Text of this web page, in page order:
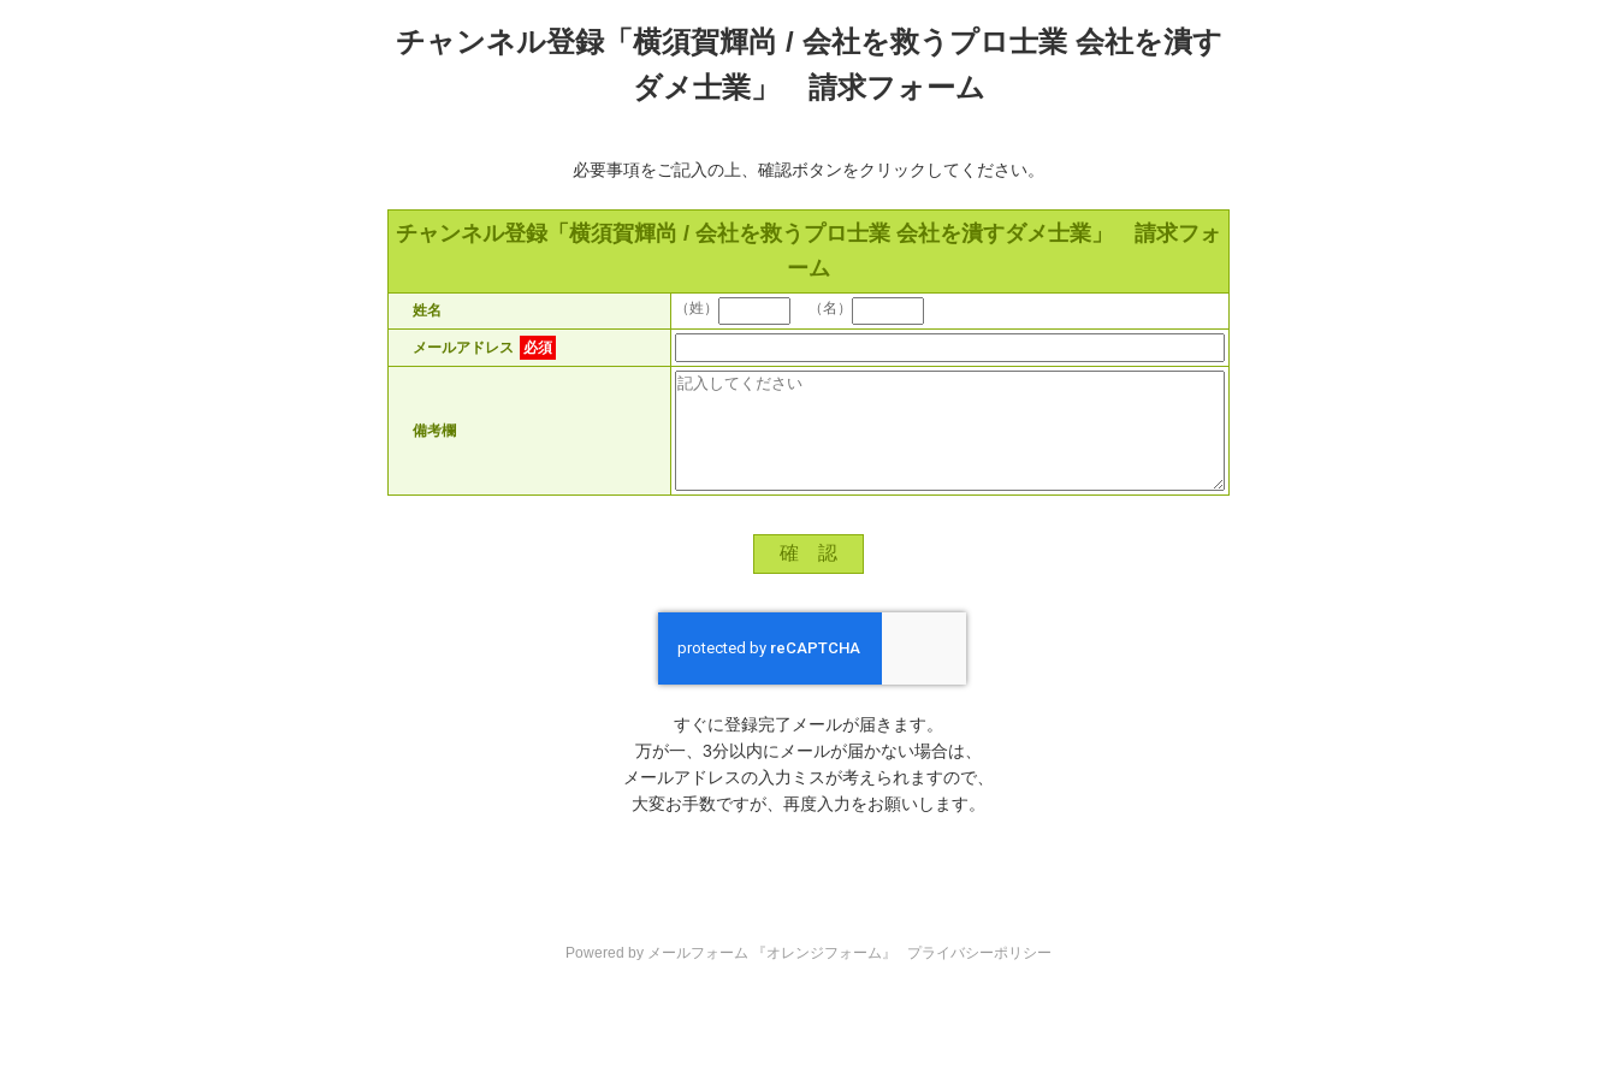
チャンネル登録「横須賀輝尚 / 会社を救うプロ士業 会社を潰す
ダメ士業」 請求フォーム
必要事項をご記入の上、確認ボタンをクリックしてください。
チャンネル登録「横須賀輝尚 / 会社を救うプロ士業 会社を潰すダメ士業」 請求フォ
ーム
姓名 （姓） （名）
メールアドレス 必須
備考欄
すぐに登録完了メールが届きます。
万が一、3分以内にメールが届かない場合は、
メールアドレスの入力ミスが考えられますので、
大変お手数ですが、再度入力をお願いします。
Powered by メールフォーム 『オレンジフォーム』 プライバシーポリシー